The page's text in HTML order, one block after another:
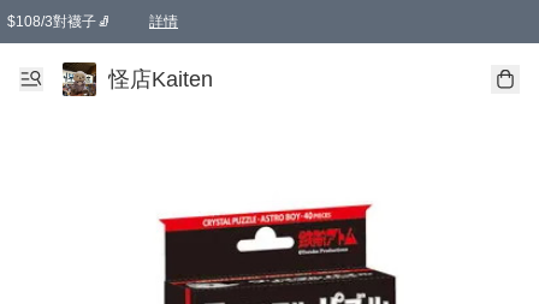
$108/3對襪子🧦 詳情
卡通傘☂️2把8折
購物滿 HKD 650.00即享免運費優惠！（適用於 本地送貨、本地取貨 )
怪店Kaiten